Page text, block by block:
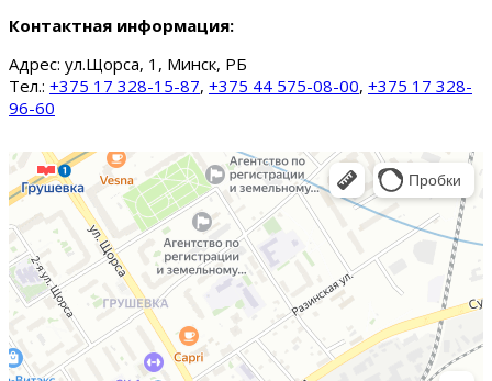
Контактная информация:
Адрес: ул.Щорса, 1, Минск, РБ
Тел.: +375 17 328-15-87, +375 44 575-08-00, +375 17 328-
96-60